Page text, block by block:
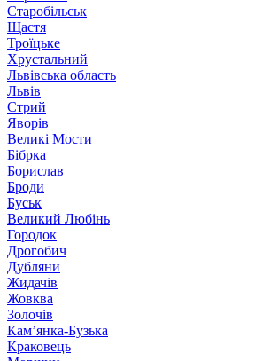
Старобільськ
Щастя
Троїцьке
Хрустальний
Львівська область
Львів
Стрий
Яворів
Великі Мости
Бібрка
Борислав
Броди
Буськ
Великий Любінь
Городок
Дрогобич
Дубляни
Жидачів
Жовква
Золочів
Кам’янка-Бузька
Краковець